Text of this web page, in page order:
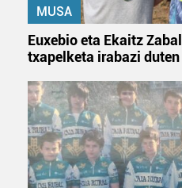
MUSA
Euxebio eta Ekaitz
txapelketa irabazi